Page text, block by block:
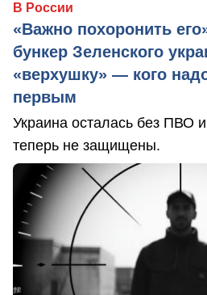
В России
«Важно похоронить
бункер Зеленского
«верхушку» — кого
первым
Украина осталась без ПВО
теперь не защищены.